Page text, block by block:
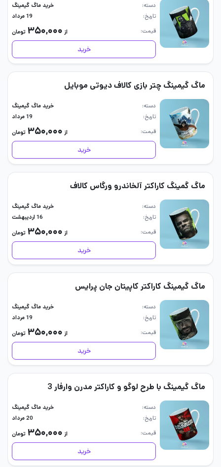
دسته
خرید ماگ گیمینگ
تاریخ
19 مرداد
قیمت
از ۳۵۰,۰۰۰ تومان
خرید
ماگ گیمینگ چتر بازی کالاف دیوتی موبایل
دسته
خرید ماگ گیمینگ
تاریخ
19 مرداد
قیمت
از ۳۵۰,۰۰۰ تومان
خرید
ماگ گمینگ کاراکتر آلخاندرو ورگاس کالاف
دسته
خرید ماگ گیمینگ
تاریخ
16 اردیبهشت
قیمت
از ۳۵۰,۰۰۰ تومان
خرید
ماگ گیمینگ کاراکتر کاپیتان جان پرایس
دسته
خرید ماگ گیمینگ
تاریخ
19 مرداد
قیمت
از ۳۵۰,۰۰۰ تومان
خرید
ماگ گیمینگ با طرح لوگو و کاراکتر مدرن وارفار 3
دسته
خرید ماگ گیمینگ
تاریخ
20 مرداد
قیمت
از ۳۵۰,۰۰۰ تومان
خرید